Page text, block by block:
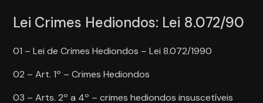
Lei Crimes Hediondos: Lei 8.072/90
01 – Lei de Crimes Hediondos – Lei 8.072/1990
02 – Art. 1º – Crimes Hediondos
03 – Arts. 2º a 4º – crimes hediondos insuscetíveis